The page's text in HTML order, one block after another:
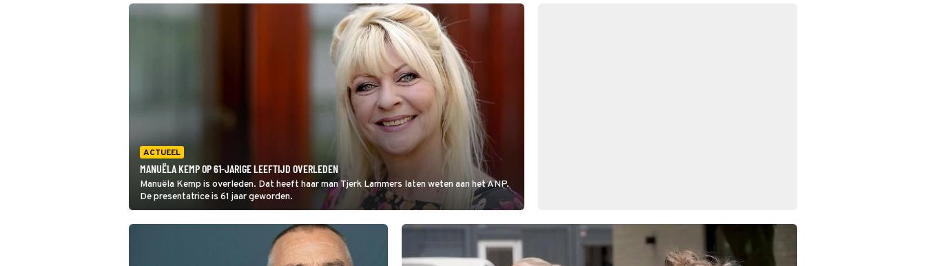
ACTUEEL
MANUËLA KEMP OP 61-JARIGE LEEFTIJD OVERLEDEN
Manuëla Kemp is overleden. Dat heeft haar man Tjerk Lammers laten weten aan het ANP.
De presentatrice is 61 jaar geworden.